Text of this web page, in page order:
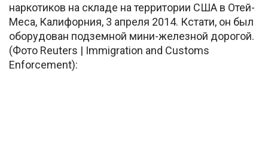
наркотиков на складе на территории США в Отей-
Меса, Калифорния, 3 апреля 2014. Кстати, он был
оборудован подземной мини-железной дорогой.
(Фото Reuters | Immigration and Customs
Enforcement):